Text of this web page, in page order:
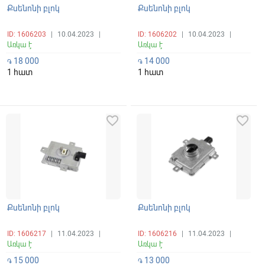
Քսենոնի բլոկ
ID: 1606203 10.04.2023
Առկա է
֏ 18 000
1 հատ
Քսենոնի բլոկ
ID: 1606202 10.04.2023
Առկա է
֏14 000
1 հատ
Քսենոնի բլոկ
ID: 1606217 11.04.2023
Առկա է
favorite_border
֏ 15 000
Քսենոնի բլոկ
ID: 1606216 11.04.2023
Առկա է
favorite_border
֏13 000